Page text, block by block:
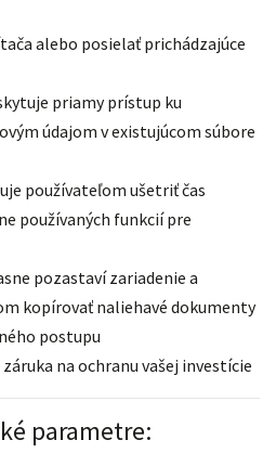
alebo posielať prichádzajúce
priamy prístup ku
údajom v existujúcom súbore
používateľom ušetriť čas
používaných funkcií pre
pozastaví zariadenie a
kopírovať naliehavé dokumenty
postupu
na ochranu vašej investície
parametre: